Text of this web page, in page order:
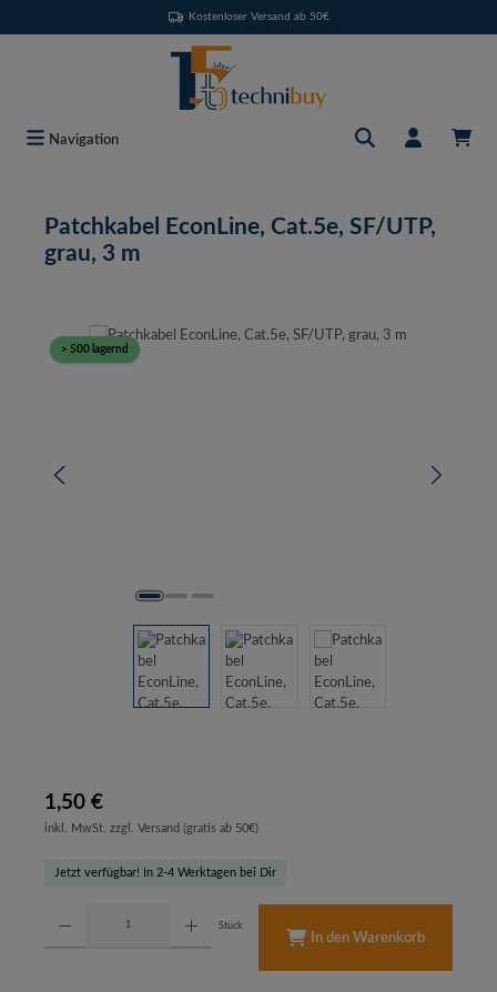
Kostenloser Versand ab 50€
Navigation
Patchkabel EconLine, Cat.5e, SF/UTP,
grau, 3 m
Bildergalerie überspringen
> 500 lagernd
1,50 €
inkl. MwSt. zzgl. Versand (gratis ab 50€)
Jetzt verfügbar! In 2-4 Werktagen bei Dir
Stück
In den Warenkorb